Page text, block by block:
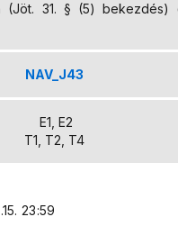
31. § (5) bekezdés)
NAV_J43
E1, E2
T1, T2, T4
23:59